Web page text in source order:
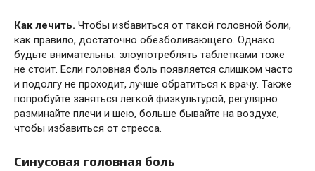
Как лечить. Чтобы избавиться от такой головной боли,
как правило, достаточно обезболивающего. Однако
будьте внимательны: злоупотреблять таблетками тоже
не стоит. Если головная боль появляется слишком часто
и подолгу не проходит, лучше обратиться к врачу. Также
попробуйте заняться легкой физкультурой, регулярно
разминайте плечи и шею, больше бывайте на воздухе,
чтобы избавиться от стресса.
Синусовая головная боль